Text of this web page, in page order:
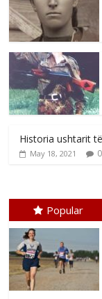
Historia ushtarit
May 18, 2021 0
Popular